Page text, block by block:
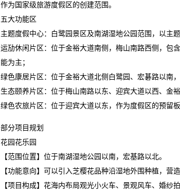
作为国家级旅游度假区的创建范围。
五大功能区
主题度假中心：白鹭园景区及南湖湿地公园范围，以主
运劢休闲片区：位于金裕大道南侧，梅山南路西侧，包
能为主；
绿色康居片区：位于金裕大道北侧白鹭园、宏碁路以南
生态颐养片区：位于梅山南路以东、迎宾大道以西、金
绿色农旅片区：位于迎宾大道以东，作为度假区的预留
部分项目规划
花园花乐园
【范围位置】位于南湖湿地公园以南，宏基路以北。
【功能意向】可以引入芝樱花品种沿湿地外围种植，营
【项目构成】花海内布局观光小火车、景观风车、婚纱